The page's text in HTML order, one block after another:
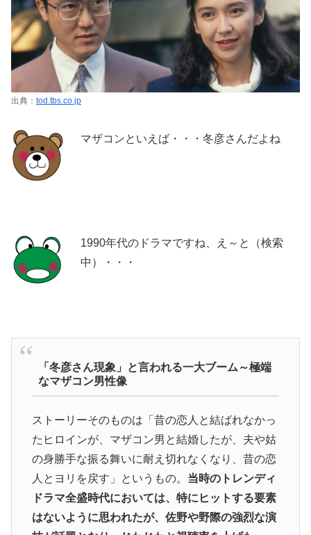
出典： tod.tbs.co.jp
マザコンといえば・・・冬彦さんだよね
1990年代のドラマですね、え～と（検索
中）・・・
「冬彦さん現象」と言われる一大ブーム～極端
なマザコン男性像
ストーリーそのものは「昔の恋人と結ばれなかっ
たヒロインが、マザコン男と結婚したが、夫や姑
の身勝手な振る舞いに耐え切れなくなり、昔の恋
人とヨリを戻す」というもの。 当時のトレンディ
ドラマ全盛時代においては、特にヒットする要素
はないように思われたが、佐野や野際の強烈な演